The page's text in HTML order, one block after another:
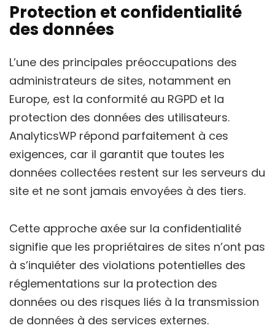
Protection et confidentialité
des données
L’une des principales préoccupations des
administrateurs de sites, notamment en
Europe, est la conformité au RGPD et la
protection des données des utilisateurs.
AnalyticsWP répond parfaitement à ces
exigences, car il garantit que toutes les
données collectées restent sur les serveurs du
site et ne sont jamais envoyées à des tiers.
Cette approche axée sur la confidentialité
signifie que les propriétaires de sites n’ont pas
à s’inquiéter des violations potentielles des
réglementations sur la protection des
données ou des risques liés à la transmission
de données à des services externes.